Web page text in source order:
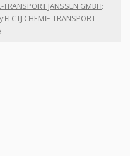
TRANSPORT JANSSEN GMBH:
CHEMIE-TRANSPORT